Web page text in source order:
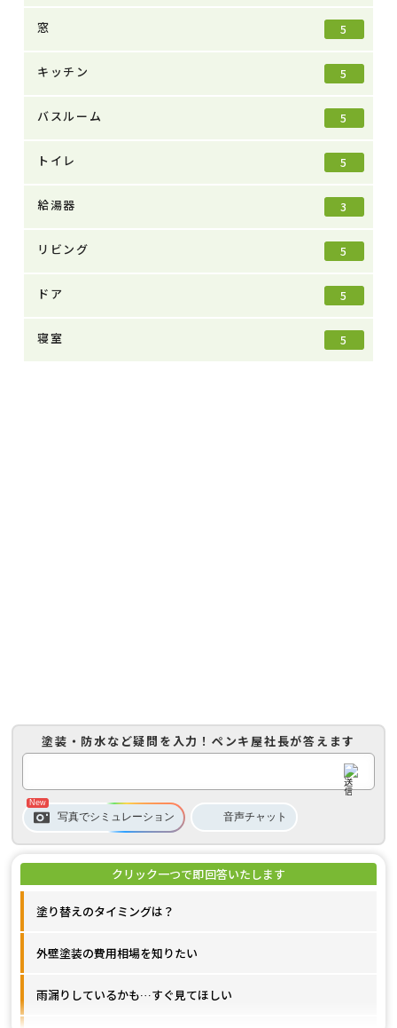
窓 5
キッチン 5
バスルーム 5
トイレ 5
給湯器 3
リビング 5
ドア 5
寝室 5
塗装・防水など疑問を入力！ ペンキ屋社長が答えます
写真でシミュレーション 音声チャット
塗り替えのタイミングは？
外壁塗装の費用相場を知りたい
雨漏りしているかも…すぐ見てほしい